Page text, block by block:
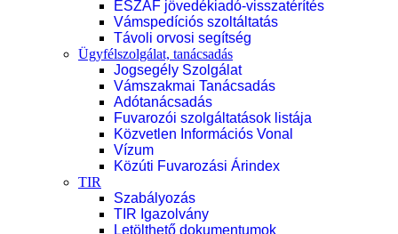
ESZAF jövedékiadó-visszatérítés
Vámspedíciós szoltáltatás
Távoli orvosi segítség
Ügyfélszolgálat, tanácsadás
Jogsegély Szolgálat
Vámszakmai Tanácsadás
Adótanácsadás
Fuvarozói szolgáltatások listája
Közvetlen Információs Vonal
Vízum
Közúti Fuvarozási Árindex
TIR
Szabályozás
TIR Igazolvány
Letölthető dokumentumok